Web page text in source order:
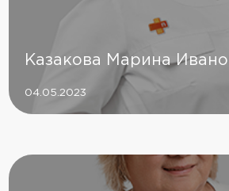
Казакова Марина
04.05.2023